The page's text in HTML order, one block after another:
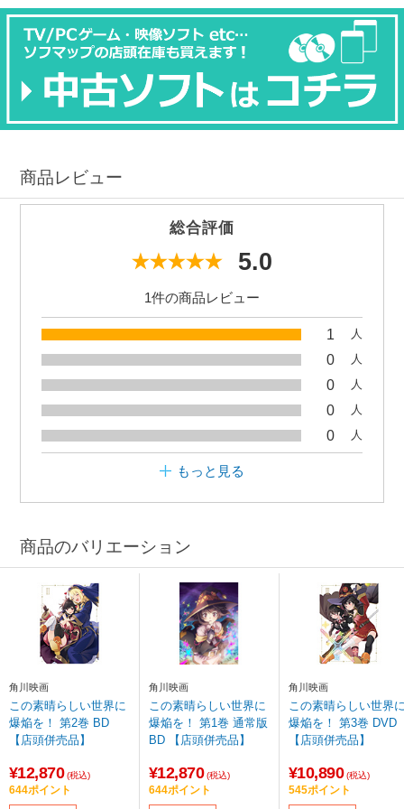
商品レビュー
総合評価
5.0
1件の商品レビュー
1 人
0 人
0 人
0 人
0 人
もっと見る
商品のバリエーション
角川映画
この素晴らしい世界に
爆焔を！ 第2巻 BD
【店頭併売品】
¥12,870 (税込)
644ポイント
角川映画
この素晴らしい世界に
爆焔を！ 第1巻 通常版
BD 【店頭併売品】
¥12,870 (税込)
644ポイント
角川映画
この素晴らしい世界
爆焔を！ 第3巻 DVD
【店頭併売品】
¥10,890 (税込)
545ポイント